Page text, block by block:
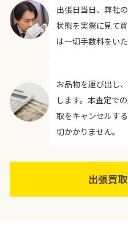
出張日当日、弊社
状態を実際に見て
は一切手数料をい
お品物を運び出し
します。本査定で
取をキャンセルす
切かかりません。
出張買